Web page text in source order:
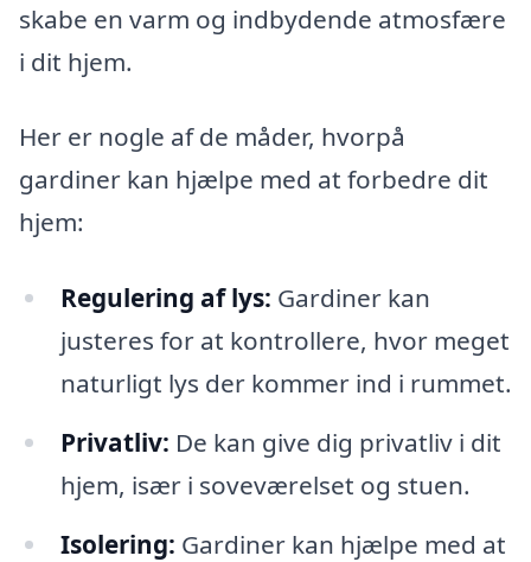
skabe en varm og indbydende atmosfære
i dit hjem.
Her er nogle af de måder, hvorpå
gardiner kan hjælpe med at forbedre dit
hjem:
Regulering af lys: Gardiner kan
justeres for at kontrollere, hvor meget
naturligt lys der kommer ind i rummet.
Privatliv: De kan give dig privatliv i dit
hjem, især i soveværelset og stuen.
Isolering: Gardiner kan hjælpe med at